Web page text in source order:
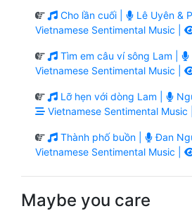
Cho lần cuối |
Lê Uyên &
Vietnamese Sentimental Music |
Tìm em câu ví sông Lam |
Vietnamese Sentimental Music |
Lỡ hẹn với dòng Lam |
Vietnamese Sentimental Music |
Thành phố buồn |
Đan
Vietnamese Sentimental Music |
Maybe you care